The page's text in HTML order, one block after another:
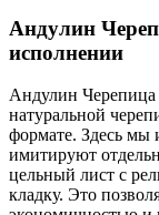
Андулин
исполнении
Андулин Черепица
натуральной
формате. Здесь мы
имитируют
цельный лист с
кладку. Это